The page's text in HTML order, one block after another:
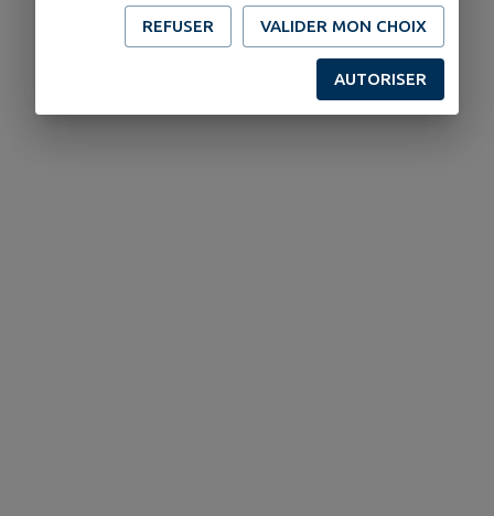
REFUSER VALIDER MON CHOIX
AUTORISER